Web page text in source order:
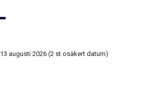
augusti 2026 (2 st osäkert datum)